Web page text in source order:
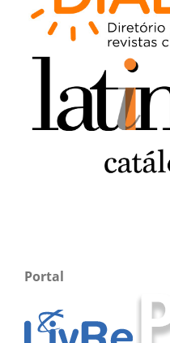
Portal